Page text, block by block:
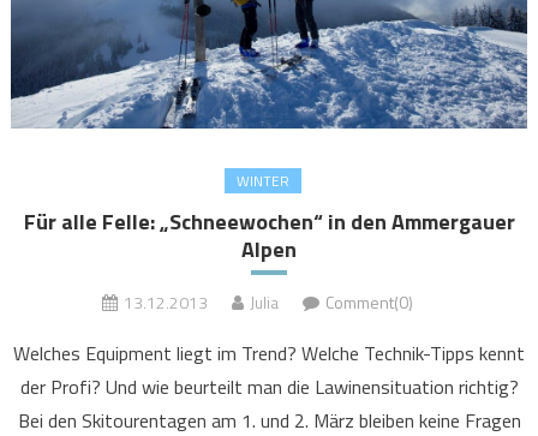
WINTER
Für alle Felle: „Schneewochen“ in den Ammergauer
Alpen
13.12.2013 Julia Comment(0)
Welches Equipment liegt im Trend? Welche Technik-Tipps kennt
der Profi? Und wie beurteilt man die Lawinensituation richtig?
Bei den Skitourentagen am 1. und 2. März bleiben keine Fragen